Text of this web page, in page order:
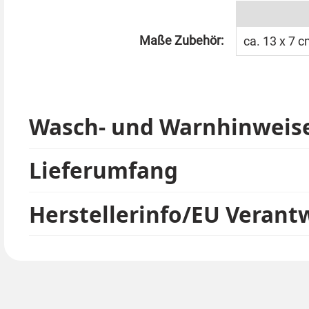
Maße Zubehör: ca. 13 x 7
Wasch- und
Lieferumfang
Herstellerinfo/EU